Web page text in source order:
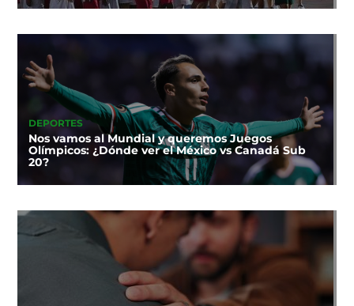
DEPORTES
Nos vamos al Mundial y queremos Juegos
Olímpicos: ¿Dónde ver el México vs Canadá Sub
20?